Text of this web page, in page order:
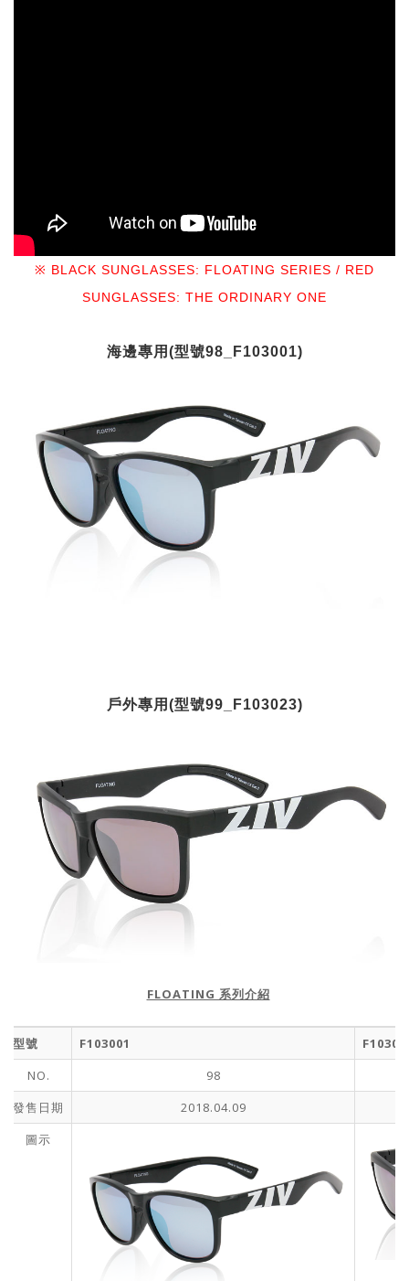
※ BLACK SUNGLASSES: FLOATING SERIES / RED
SUNGLASSES: THE ORDINARY ONE
海邊專用(型號98_F103001)
戶外專用(型號99_F103023)
FLOATING 系列介紹
型號 F103001
NO.
98
發售日期
2018.04.09
圖示